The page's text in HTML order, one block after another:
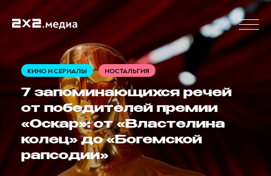
КИНО И СЕРИАЛЫ НОСТАЛЬГИЯ
7 запоминающихся речей
от победителей премии
«Оскар»: от «Властелина
колец» до «Богемской
рапсодии»